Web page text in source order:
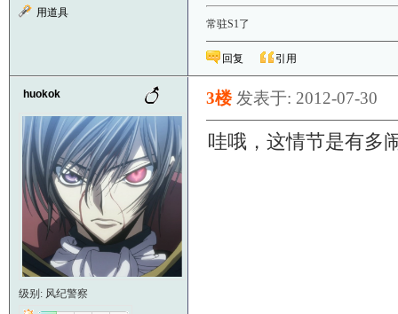
用道具
常驻S1了
回复 引用
huokok
级别: 风纪警察
3楼 发表于: 2012-07-30
哇哦，这情节是有多